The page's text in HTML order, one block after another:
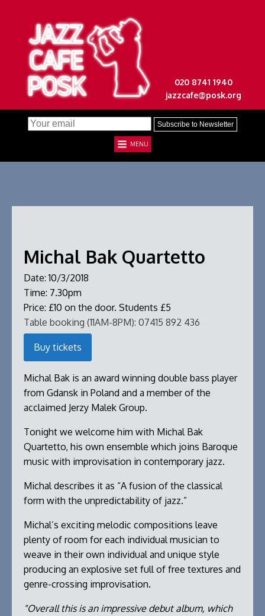
020 8741 1940
jazzcafe@posk.org
MENU
Michal Bak Quartetto
Date:10/3/2018
Time: 7.30pm
Price: £10 on the door. Students £5
Table booking (11AM-8PM): 07415 892 436
Buy tickets
Michal Bak is an award winning double bass player
from Gdansk in Poland and a member of the
acclaimed Jerzy Malek Group.
Tonight we welcome him with Michal Bak
Quartetto, his own ensemble which joins Baroque
music with improvisation in contemporary jazz.
Michal describes it as “A fusion of the classical
form with the unpredictability of jazz.”
Michal’s exciting melodic compositions leave
plenty of room for each individual musician to
weave in their own individual and unique style
producing an explosive set full of free textures and
genre-crossing improvisation.
"Overall this is an impressive debut album, which